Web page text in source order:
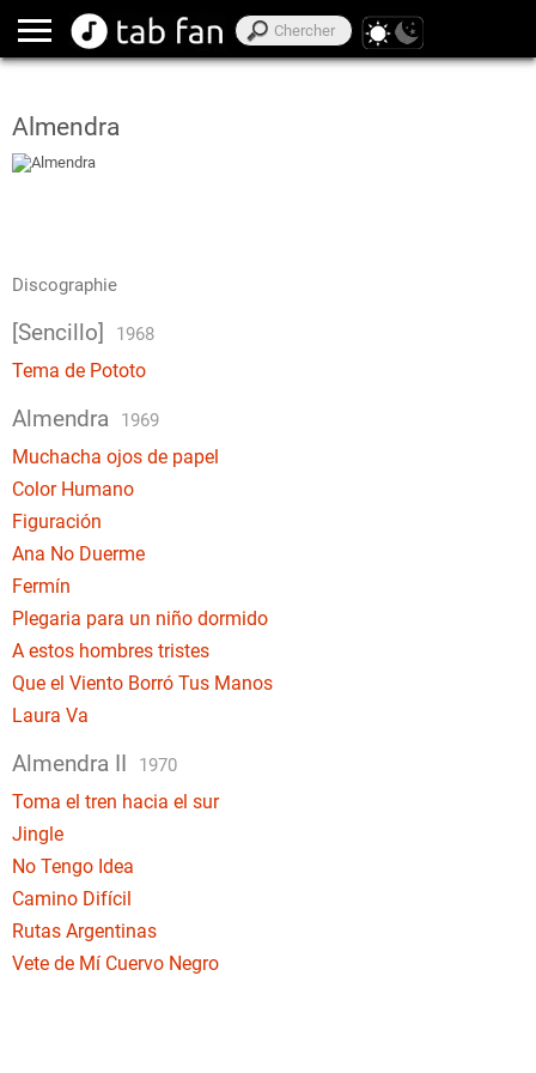
Almendra
Discographie
[Sencillo] 1968
Tema de Pototo
Almendra 1969
Muchacha ojos de papel
Color Humano
Figuración
Ana No Duerme
Fermín
Plegaria para un niño dormido
A estos hombres tristes
Que el Viento Borró Tus Manos
Laura Va
Almendra II 1970
Toma el tren hacia el sur
Jingle
No Tengo Idea
Camino Difícil
Rutas Argentinas
Vete de Mí Cuervo Negro